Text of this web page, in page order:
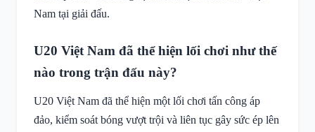
Nam tại giải đấu.
U20 Việt Nam đã thể hiện lối chơi như thế
nào trong trận đấu này?
U20 Việt Nam đã thể hiện một lối chơi tấn công áp
đảo, kiểm soát bóng vượt trội và liên tục gây sức ép lên